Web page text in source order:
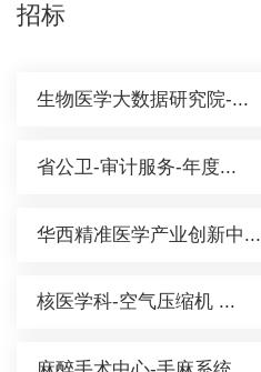
招标
生物医学大数据研究院-...
省公卫-审计服务-年度...
华西精准医学产业创新中...
核医学科-空气压缩机 ...